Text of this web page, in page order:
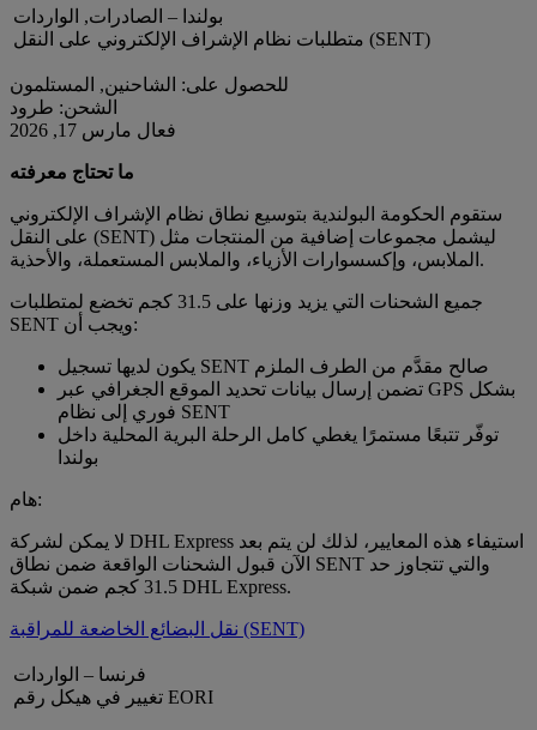
بولندا – الصادرات, الواردات
متطلبات نظام الإشراف الإلكتروني على النقل (SENT)
للحصول على: الشاحنين, المستلمون
الشحن: طرود
فعال مارس 17, 2026
ما تحتاج معرفته
ستقوم الحكومة البولندية بتوسيع نطاق نظام الإشراف الإلكتروني
على النقل (SENT) ليشمل مجموعات إضافية من المنتجات مثل
الملابس، وإكسسوارات الأزياء، والملابس المستعملة، والأحذية.
جميع الشحنات التي يزيد وزنها على 31.5 كجم تخضع لمتطلبات
SENT ويجب أن:
يكون لديها تسجيل SENT صالح مقدَّم من الطرف الملزم
تضمن إرسال بيانات تحديد الموقع الجغرافي عبر GPS بشكل
فوري إلى نظام SENT
توفّر تتبعًا مستمرًا يغطي كامل الرحلة البرية المحلية داخل
بولندا
هام:
لا يمكن لشركة DHL Express استيفاء هذه المعايير، لذلك لن يتم بعد
الآن قبول الشحنات الواقعة ضمن نطاق SENT والتي تتجاوز حد
31.5 كجم ضمن شبكة DHL Express.
نقل البضائع الخاضعة للمراقبة (SENT)
فرنسا – الواردات
تغيير في هيكل رقم EORI